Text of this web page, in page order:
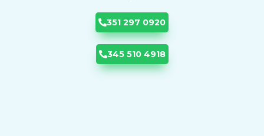
351 297 0920
345 510 4918